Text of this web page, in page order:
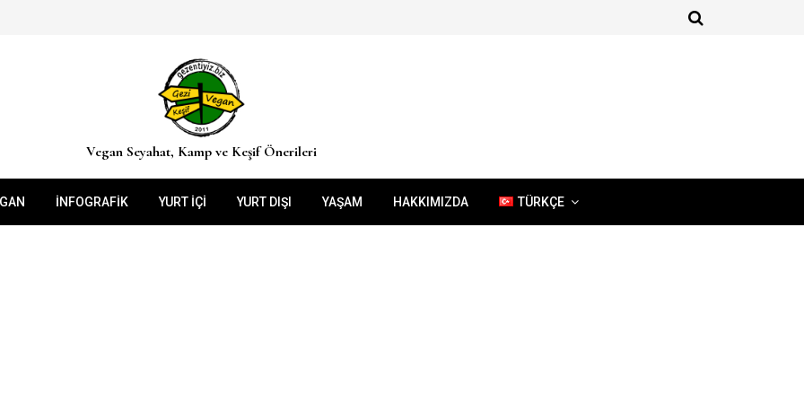
Vegan Seyahat, Kamp ve Keşif Önerileri
İNFOGRAFIK YURT İÇİ YURT DIŞI YAŞAM HAKKIMIZDA TÜRKÇE